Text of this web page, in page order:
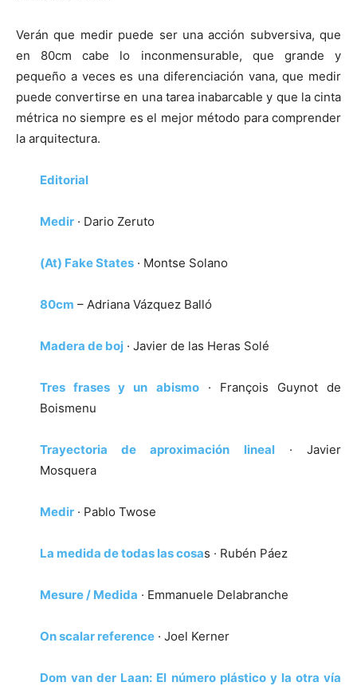
Verán que medir puede ser una acción subversiva, que
en 80cm cabe lo inconmensurable, que grande y
pequeño a veces es una diferenciación vana, que medir
puede convertirse en una tarea inabarcable y que la cinta
métrica no siempre es el mejor método para comprender
la arquitectura.
Editorial
Medir · Dario Zeruto
(At) Fake States · Montse Solano
80cm – Adriana Vázquez Balló
Madera de boj · Javier de las Heras Solé
Tres frases y un abismo· François Guynot de
Boismenu
Trayectoria de aproximación lineal· Javier
Mosquera
Medir · Pablo Twose
La medida de todas las cosas · Rubén Páez
Mesure / Medida · Emmanuele Delabranche
On scalar reference · Joel Kerner
Dom van der Laan: El número plástico y la otra vía